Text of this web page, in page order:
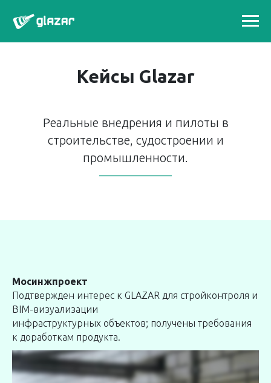
Кейсы Glazar
Реальные внедрения и пилоты в
строительстве, судостроении и
промышленности.
——————
Мосинжпроект
Подтвержден интерес к GLAZAR для стройконтроля и
BIM-визуализации
инфраструктурных объектов; получены требования
к доработкам продукта.